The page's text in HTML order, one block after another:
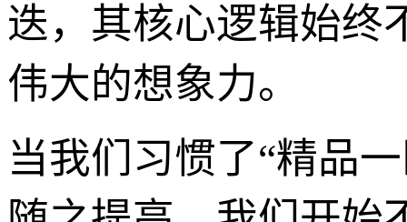
迭，其核心逻辑始终
伟大的想象力。
当我们习惯了“精品